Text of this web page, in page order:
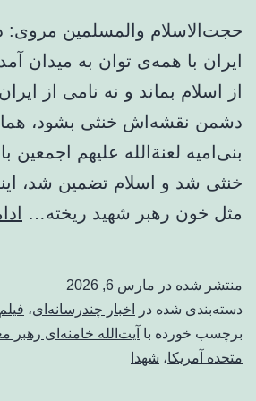
حجت‌الاسلام والمسلمین مروی:
ایران با همه‌ی توان به میدان
از اسلام بماند و نه نامی از
دشمن نقشه‌اش خنثی بشود،
بنی‌امیه لعنةالله علیهم اجمعین
خنثی شد و اسلام تضمین شد،
مثل خون رهبر شهید ریخته…
منتشر شده در مارس 6, 2026
دسته‌بندی شده در
اخبار چندرسانه‌ای، فیلم
برچسب خورده با آیت‌الله خامنه‌ای رهبر
متحده آمریکا، شهدا